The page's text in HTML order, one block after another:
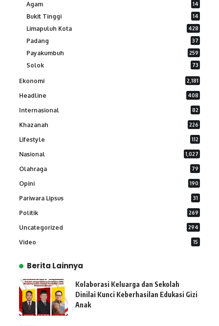
Agam 14
Bukit Tinggi 14
Limapuluh Kota 428
Padang 37
Payakumbuh 259
Solok 73
Ekonomi 2,181
Headline 408
Internasional 82
Khazanah 226
Lifestyle 112
Nasional 1,027
Olahraga 79
Opini 190
Pariwara Lipsus 31
Politik 269
Uncategorized 294
Video 15
Berita Lainnya
Kolaborasi Keluarga dan Sekolah
Dinilai Kunci Keberhasilan Edukasi Gizi
Anak